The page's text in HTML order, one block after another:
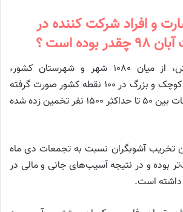
و افراد شرکت کننده در
است ؟
بر اساس این گزارش، از میان ۱۰۸۰ شهر و شهرستان کشور،
اعتراضات و تجمعات کوچک و بزرگ در ۱۰۰ نقطه کشور صورت گرفته
که جمعیت این تجمعات بین ۵۰ تا حداکثر ۱۵۰۰ نفر تخمین زده شده
آشوبگران نسبت به تجمعات دی ماه
بوده و در نتیجه آسیب‌های جانی و مالی در
داشته است.